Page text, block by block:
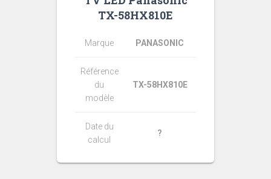
TX-58HX810E
Marque PANASONIC
Référence
du
modèle
TX-58HX810E
Date du
calcul
?